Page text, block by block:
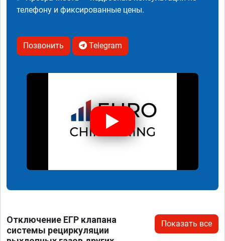
телефону и фиксированные цены.
Позвонить Telegram
Отключение ЕГР клапана
системы рециркуляции
Показать все